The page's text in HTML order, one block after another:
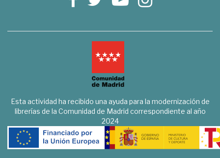
Esta actividad ha recibido una ayuda para la modernización de
librerías de la Comunidad de Madrid correspondiente al año
2024